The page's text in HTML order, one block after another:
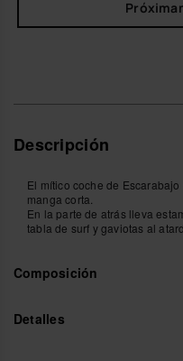
Descripción
El mítico coche de
manga corta.
En la parte de atrás lleva
tabla de surf y gaviotas al
Compra online en
Havaianas en España, y
Composición
Detalles